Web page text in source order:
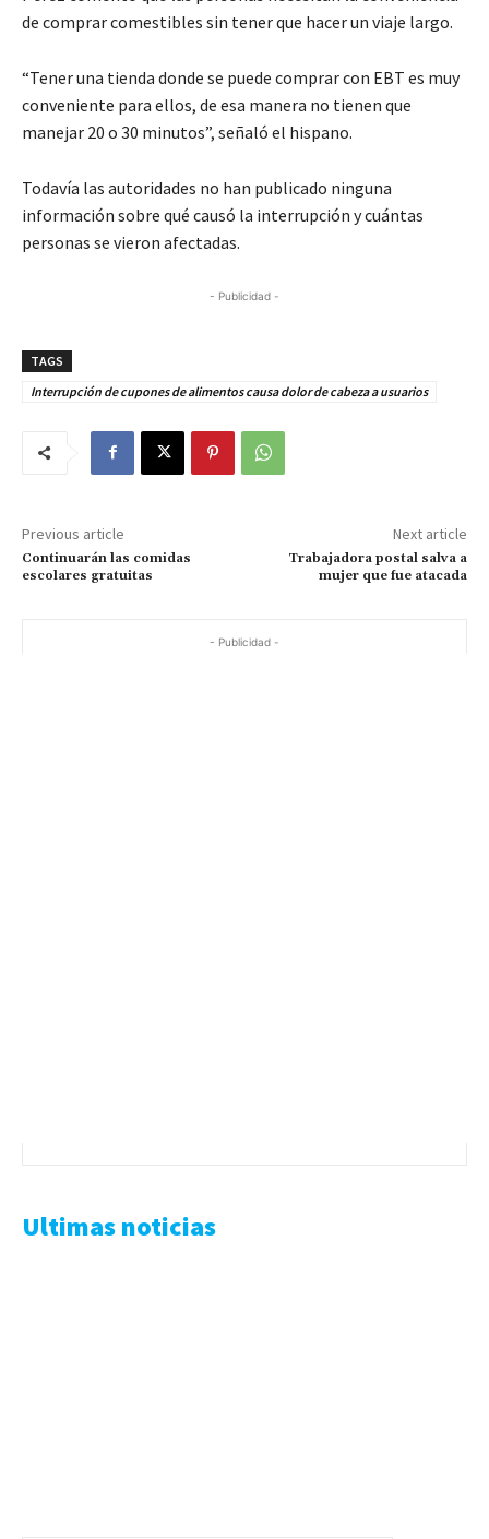
de comprar comestibles sin tener que hacer un viaje largo.
“Tener una tienda donde se puede comprar con EBT es muy
conveniente para ellos, de esa manera no tienen que
manejar 20 o 30 minutos”, señaló el hispano.
Todavía las autoridades no han publicado ninguna
información sobre qué causó la interrupción y cuántas
personas se vieron afectadas.
- Publicidad -
TAGS
Interrupción de cupones de alimentos causa dolor de cabeza a usuarios
Previous article
Continuarán las comidas
escolares gratuitas
Next article
Trabajadora postal salva a
mujer que fue atacada
- Publicidad -
Ultimas noticias